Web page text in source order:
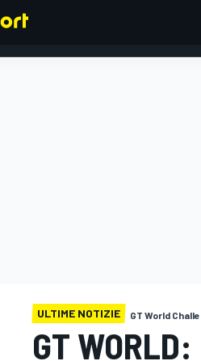
ULTIME NOTIZIE GT World
GT